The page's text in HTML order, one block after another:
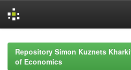
navigationRepository Simon Kuznets
of Economics